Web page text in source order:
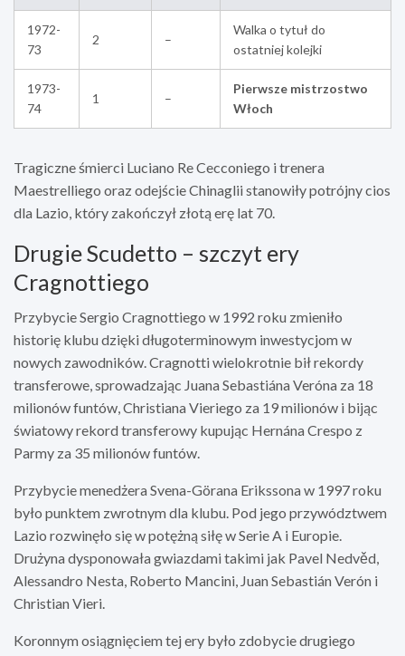
1972-
73
2 –
Walka o tytuł do
ostatniej kolejki
1973-
74
1 –
Pierwsze mistrzostwo
Włoch
Tragiczne śmierci Luciano Re Cecconiego i trenera
Maestrelliego oraz odejście Chinaglii stanowiły potrójny cios
dla Lazio, który zakończył złotą erę lat 70.
Drugie Scudetto – szczyt ery
Cragnottiego
Przybycie Sergio Cragnottiego w 1992 roku zmieniło
historię klubu dzięki długoterminowym inwestycjom w
nowych zawodników. Cragnotti wielokrotnie bił rekordy
transferowe, sprowadzając Juana Sebastiána Veróna za 18
milionów funtów, Christiana Vieriego za 19 milionów i bijąc
światowy rekord transferowy kupując Hernána Crespo z
Parmy za 35 milionów funtów.
Przybycie menedżera Svena-Görana Erikssona w 1997 roku
było punktem zwrotnym dla klubu. Pod jego przywództwem
Lazio rozwinęło się w potężną siłę w Serie A i Europie.
Drużyna dysponowała gwiazdami takimi jak Pavel Nedvěd,
Alessandro Nesta, Roberto Mancini, Juan Sebastián Verón i
Christian Vieri.
Koronnym osiągnięciem tej ery było zdobycie drugiego